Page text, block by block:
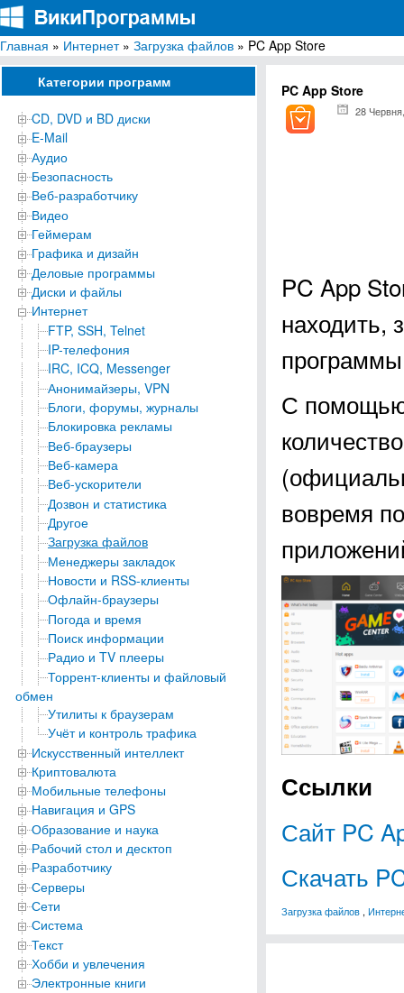
ВикиПрограммы
Энциклопедия бесплатных компьютерных программ для Windows
Главная » Интернет» Загрузка файлов » PC App Store
Категории программ
CD, DVD и BD диски
E-Mail
Аудио
Безопасность
Веб-разработчику
Видео
Геймерам
Графика и дизайн
Деловые программы
Диски и файлы
Интернет
FTP, SSH, Telnet
IP-телефония
IRC, ICQ, Messenger
Анонимайзеры, VPN
Блоги, форумы, журналы
Блокировка рекламы
Веб-браузеры
Веб-камера
Веб-ускорители
Дозвон и статистика
Другое
Загрузка файлов
Менеджеры закладок
Новости и RSS-клиенты
Офлайн-браузеры
Погода и время
Поиск информации
Радио и TV плееры
Торрент-клиенты и файловый
обмен
Утилиты к браузерам
Учёт и контроль трафика
Искусственный интеллект
Криптовалюта
Мобильные телефоны
Навигация и GPS
Образование и наука
Рабочий стол и десктоп
Разработчику
Серверы
Сети
Система
Текст
Хобби и увлечения
Электронные книги
PC App Store
28
PC App
находить,
С помощью
вовремя
Ссылки
Сайт PC
Скачать
Загрузка файлов ,